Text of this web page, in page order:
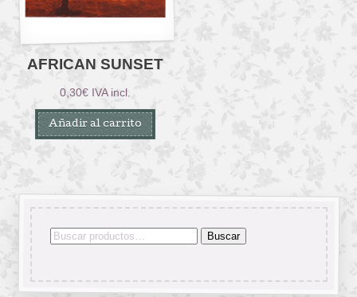
AFRICAN SUNSET
0,30€ IVA incl.
Añadir al carrito
Buscar
Buscar